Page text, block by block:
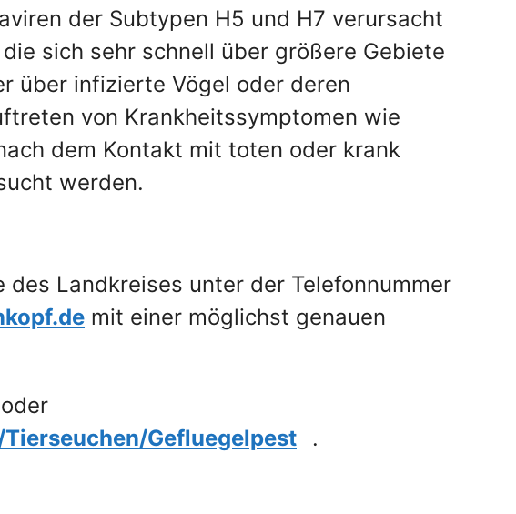
der Subtypen H5 und H7 verursacht
sich sehr schnell über größere Gebiete
über infizierte Vögel oder deren
von Krankheitssymptomen wie
dem Kontakt mit toten oder krank
werden.
Landkreises unter der Telefonnummer
mit einer möglichst genauen
oder
Gefluegelpest
.